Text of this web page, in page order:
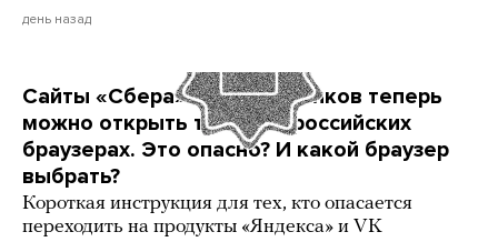
день назад
Сайты «Сбера» и других банков теперь
можно открыть только в российских
браузерах. Это опасно? И какой браузер
выбрать?
Короткая инструкция для тех, кто опасается
переходить на продукты «Яндекса» и VK